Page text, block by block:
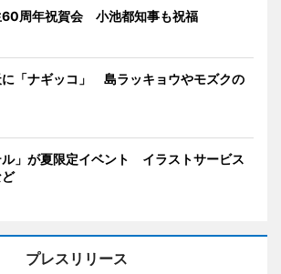
60周年祝賀会 小池都知事も祝福
「ナギッコ」 島ラッキョウやモズクの
」が夏限定イベント イラストサービス
プレスリリース